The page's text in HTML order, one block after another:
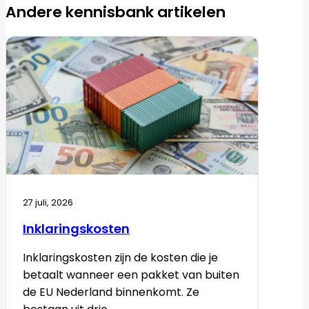
Andere kennisbank artikelen
27 juli, 2026
Inklaringskosten
Inklaringskosten zijn de kosten die je
betaalt wanneer een pakket van buiten
de EU Nederland binnenkomt. Ze